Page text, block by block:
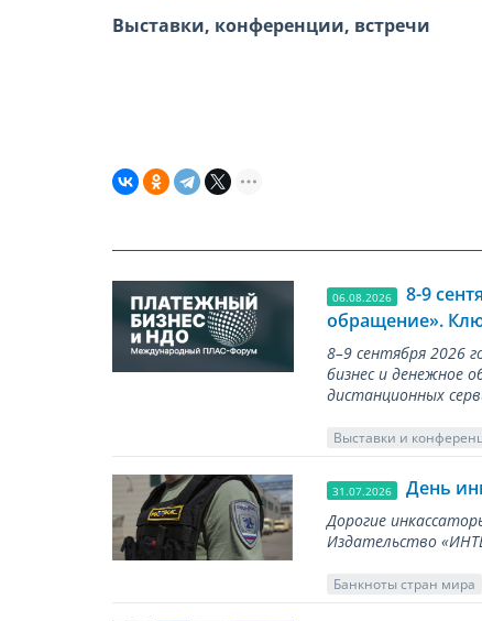
Выставки, конференции, встречи
06.08.2026
8-9
обращение».
8–9 сентября 2026
бизнес и денежное
дистанционных
Выставки и
31.07.2026 День
Дорогие
Издательство
Банкноты стран мира